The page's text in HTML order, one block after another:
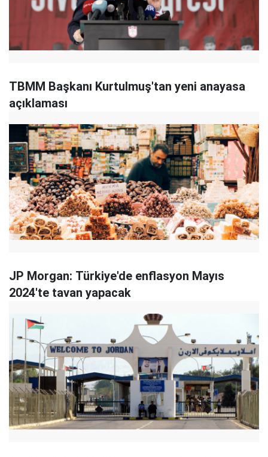
TBMM Başkanı Kurtulmuş'tan yeni anayasa
açıklaması
JP Morgan: Türkiye'de enflasyon Mayıs
2024'te tavan yapacak